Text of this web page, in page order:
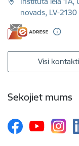
novads, LV-2130
Visi kontakti
Sekojiet mums